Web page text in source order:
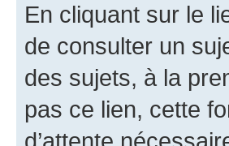
En cliquant sur le
de consulter un
des sujets, à la
pas ce lien, cette